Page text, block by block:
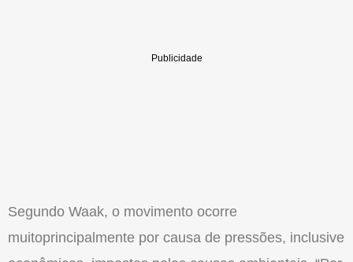
Segundo Waak, o movimento ocorre
muitoprincipalmente por causa de pressões, inclusive